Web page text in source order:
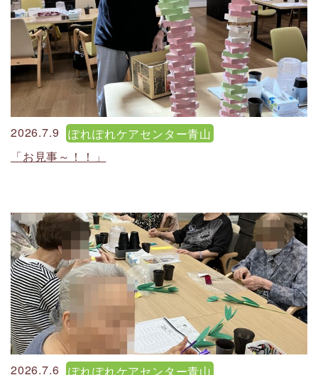
2026.7.9
ぽれぽれケアセンター青山
「お見事～！！」
2026.7.6 ぽれぽれケアセンター青山